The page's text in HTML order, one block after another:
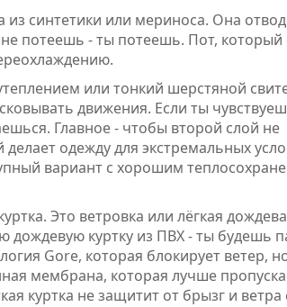
из синтетики или мериноса. Она
потеешь - ты потеешь. Пот, который
или тонкий шерстяной
движения. Если ты
Главное - чтобы второй слой не
одежду для экстремальных
вариант с хорошим
Это ветровка или лёгкая
куртку из ПВХ - ты будешь
Gore, которая блокирует ветер,
мембрана, которая лучше
куртка не защитит от брызг и ветра